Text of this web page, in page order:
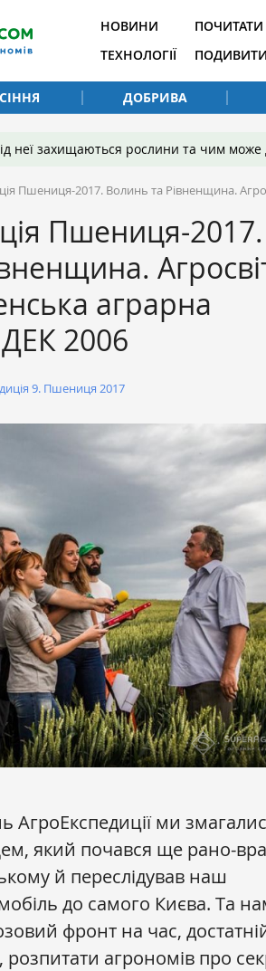
НОВИНИ
ТЕХНОЛОГІЇ
ПОЧИТАТИ
ДОБРИВА
неї захищаються рослини та чим
Пшениця-2017. Волинь та Рівненщина.
Пшениця-2017.
аграрна
2006
9. Пшениця 2017
АгроЕкспедиції ми
який почався ще рано-
й переслідував наш
до самого Києва. Та
фронт на час,
розпитати агрономів про